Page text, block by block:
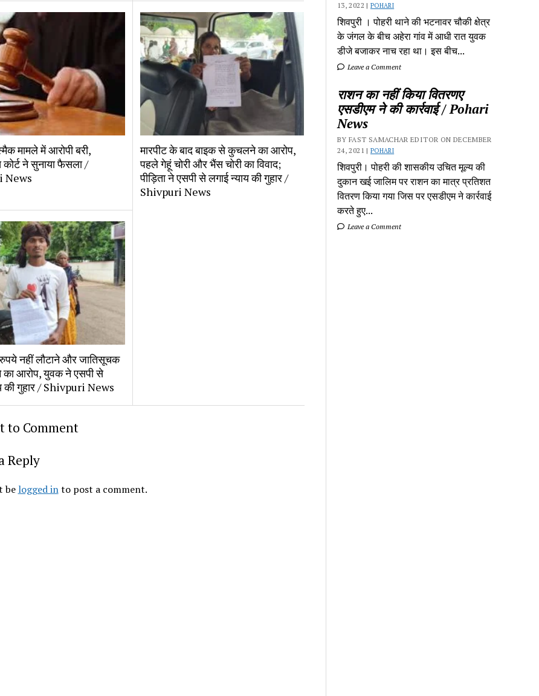
मामले में आरोपी बरी,
कोर्ट ने सुनाया फैसला /
News
मारपीट के बाद बाइक से कुचलने का आरोप,
पहले गेहूं चोरी और भैंस चोरी का विवाद;
पीड़िता ने एसपी से लगाई न्याय की गुहार /
Shivpuri News
नहीं लौटाने और जातिसूचक
का आरोप, युवक ने एसपी से
की गुहार / Shivpuri News
to Comment
Reply
be logged into post a comment.
13, 2022 | POHARI
शिवपुरी‎ । पोहरी थाने की भटनावर चौकी क्षेत्र‎
के जंगल के बीच अहेरा गांव में‎ आधी रात युवक
डीजे बजाकर‎ नाच रहा था। इस बीच...
Leave a Comment
राशन का नहीं किया वितरणए
एसडीएम ने की कार्रवाई / Pohari
News
BY FAST SAMACHAR EDITOR ON DECEMBER
24, 2021 | POHARI
शिवपुरी। पोहरी की शासकीय उचित मूल्य की
दुकान खई जालिम पर राशन का मात्र प्रतिशत
वितरण किया गया जिस पर एसडीएम ने कार्रवाई
करते हुए...
Leave a Comment